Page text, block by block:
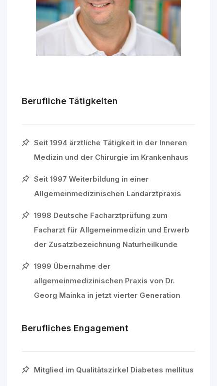
Berufliche Tätigkeiten
Seit 1994 ärztliche Tätigkeit in der Inneren
Medizin und der Chirurgie im Krankenhaus
Seit 1997 Weiterbildung in einer
Allgemeinmedizinischen Landarztpraxis
1998 Deutsche Facharztprüfung zum
Facharzt für Allgemeinmedizin und Erwerb
der Zusatzbezeichnung Naturheilkunde
1999 Übernahme der
allgemeinmedizinischen Praxis von Dr.
Georg Mainka in jetzt vierter Generation
Berufliches Engagement
Mitglied im Qualitätszirkel Diabetes mellitus